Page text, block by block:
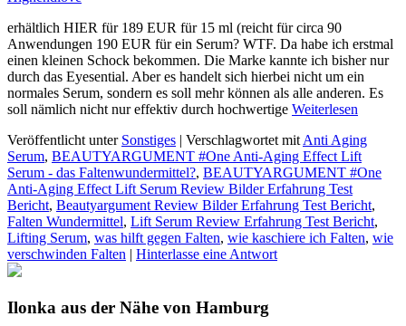
erhältlich HIER für 189 EUR für 15 ml (reicht für circa 90
Anwendungen 190 EUR für ein Serum? WTF. Da habe ich erstmal
einen kleinen Schock bekommen. Die Marke kannte ich bisher nur
durch das Eyesential. Aber es handelt sich hierbei nicht um ein
normales Serum, sondern es soll mehr können als alle anderen. Es
soll nämlich nicht nur effektiv durch hochwertige Weiterlesen
Veröffentlicht unter Sonstiges | Verschlagwortet mit Anti Aging
Serum, BEAUTYARGUMENT #One Anti-Aging Effect Lift
Serum - das Faltenwundermittel?, BEAUTYARGUMENT #One
Anti-Aging Effect Lift Serum Review Bilder Erfahrung Test
Bericht, Beautyargument Review Bilder Erfahrung Test Bericht,
Falten Wundermittel, Lift Serum Review Erfahrung Test Bericht,
Lifting Serum, was hilft gegen Falten, wie kaschiere ich Falten, wie
verschwinden Falten | Hinterlasse eine Antwort
Ilonka aus der Nähe von Hamburg